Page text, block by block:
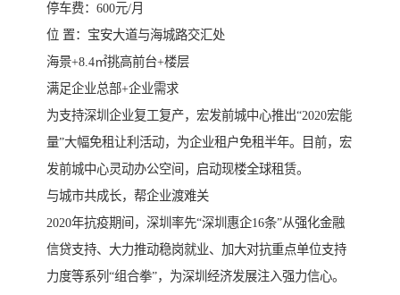
停车费：600元/月
位 置：宝安大道与海城路交汇处
海景+8.4㎡挑高前台+楼层
满足企业总部+企业需求
为支持深圳企业复工复产，宏发前城中心推出“2020宏能
量”大幅免租让利活动，为企业租户免租半年。目前，宏
发前城中心灵动办公空间，启动现楼全球租赁。
与城市共成长，帮企业渡难关
2020年抗疫期间，深圳率先“深圳惠企16条”从强化金融
信贷支持、大力推动稳岗就业、加大对抗重点单位支持
力度等系列“组合拳”，为深圳经济发展注入强力信心。